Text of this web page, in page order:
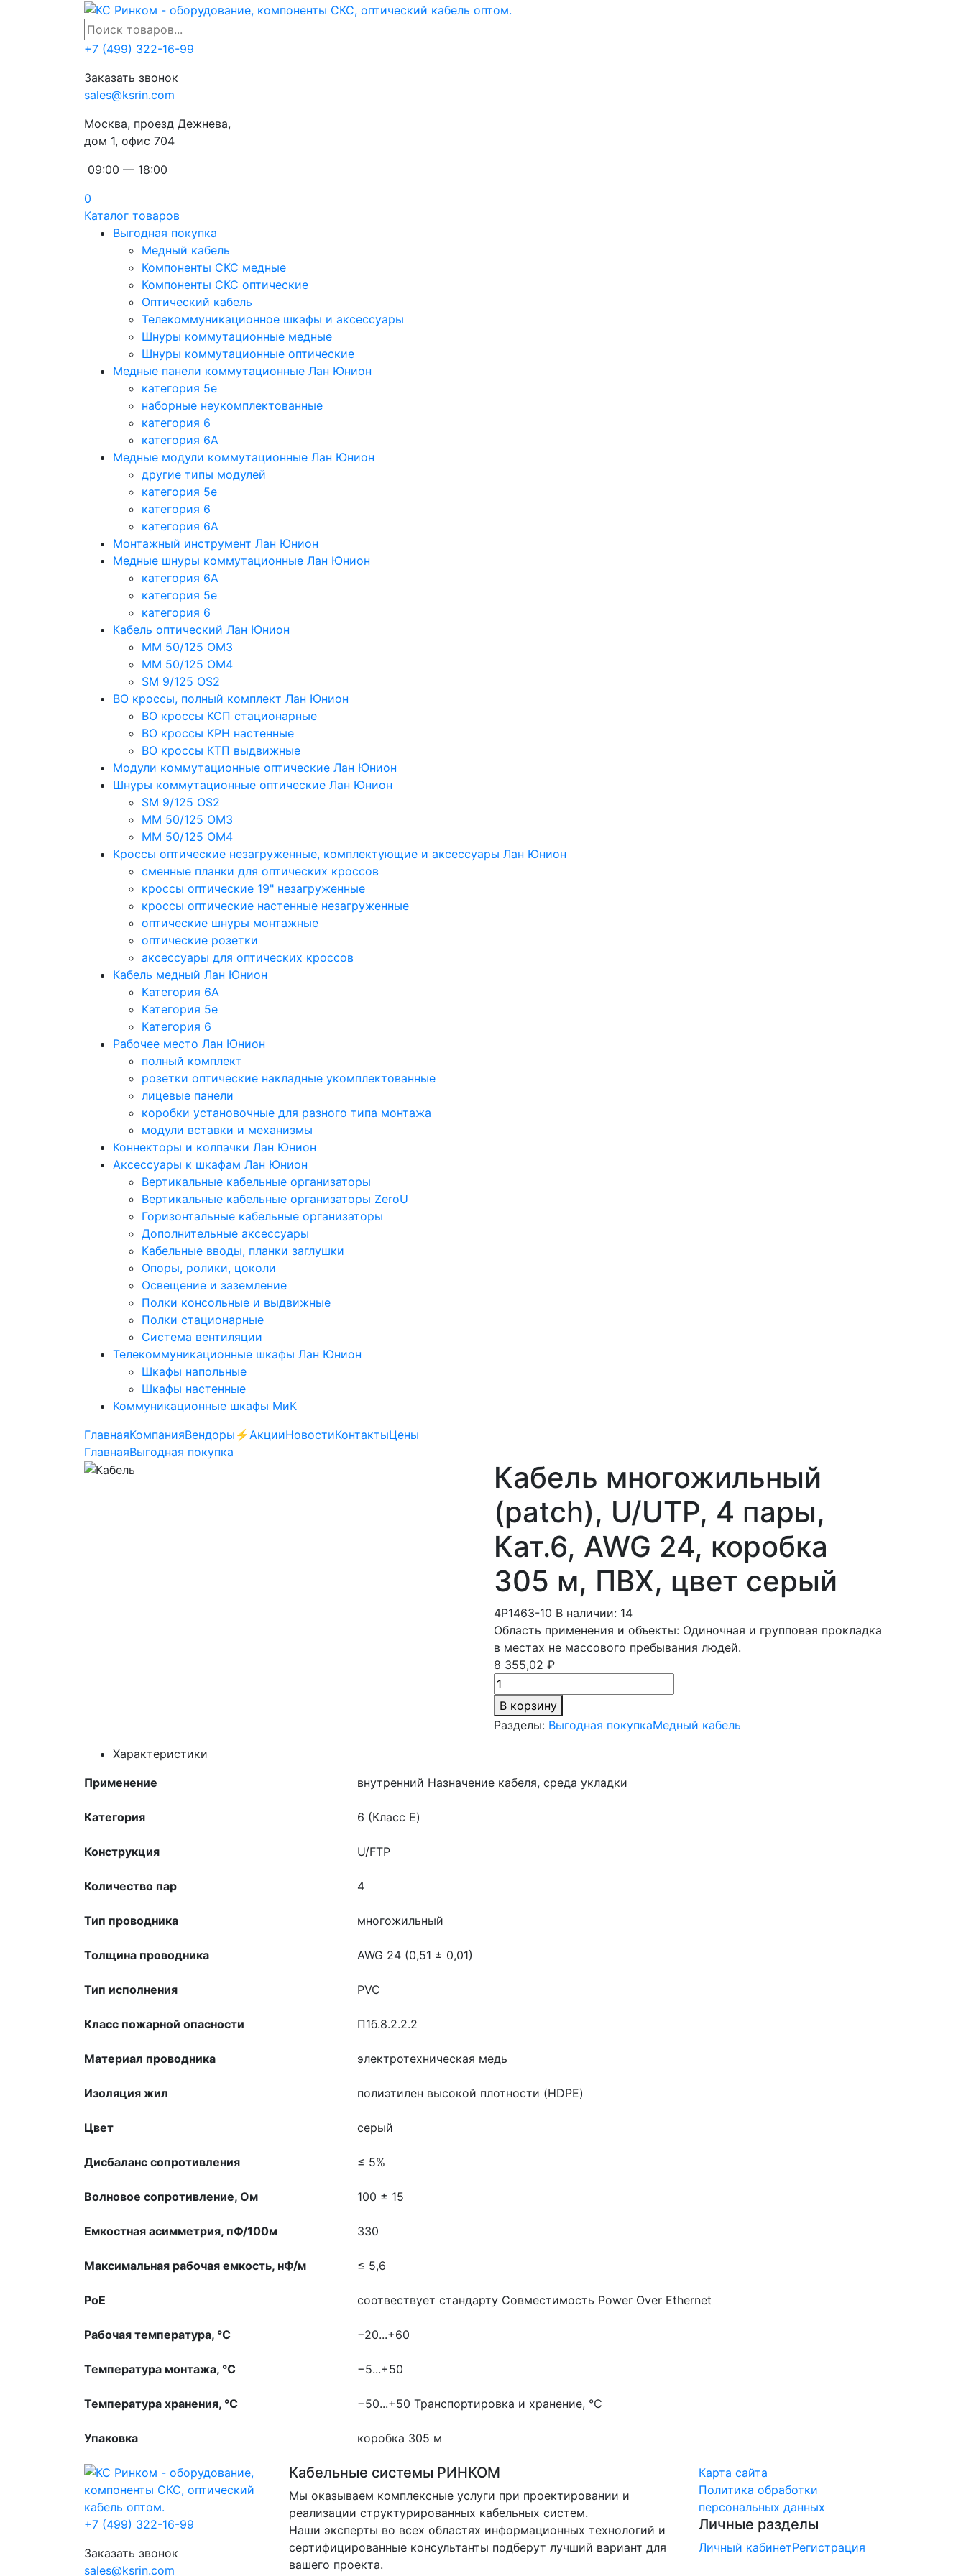
+7 (499) 322-16-99
Заказать звонок
sales@ksrin.com
Москва, проезд Дежнева,
дом 1, офис 704
09:00 — 18:00
0
Каталог товаров
Выгодная покупка
Медный кабель
Компоненты СКС медные
Компоненты СКС оптические
Оптический кабель
Телекоммуникационное шкафы и аксессуары
Шнуры коммутационные медные
Шнуры коммутационные оптические
Медные панели коммутационные Лан Юнион
категория 5e
наборные неукомплектованные
категория 6
категория 6A
Медные модули коммутационные Лан Юнион
другие типы модулей
категория 5е
категория 6
категория 6A
Монтажный инструмент Лан Юнион
Медные шнуры коммутационные Лан Юнион
категория 6A
категория 5e
категория 6
Кабель оптический Лан Юнион
MM 50/125 OM3
MM 50/125 OM4
SM 9/125 OS2
ВО кроссы, полный комплект Лан Юнион
ВО кроссы КСП стационарные
ВО кроссы КРН настенные
ВО кроссы КТП выдвижные
Модули коммутационные оптические Лан Юнион
Шнуры коммутационные оптические Лан Юнион
SM 9/125 OS2
MM 50/125 OM3
MM 50/125 OM4
Кроссы оптические незагруженные, комплектующие и аксессуары Лан Юнион
сменные планки для оптических кроссов
кроссы оптические 19" незагруженные
кроссы оптические настенные незагруженные
оптические шнуры монтажные
оптические розетки
аксессуары для оптических кроссов
Кабель медный Лан Юнион
Категория 6A
Категория 5e
Категория 6
Рабочее место Лан Юнион
полный комплект
розетки оптические накладные укомплектованные
лицевые панели
коробки установочные для разного типа монтажа
модули вставки и механизмы
Коннекторы и колпачки Лан Юнион
Аксессуары к шкафам Лан Юнион
Вертикальные кабельные организаторы
Вертикальные кабельные организаторы ZeroU
Горизонтальные кабельные организаторы
Дополнительные аксессуары
Кабельные вводы, планки заглушки
Опоры, ролики, цоколи
Освещение и заземление
Полки консольные и выдвижные
Полки стационарные
Система вентиляции
Телекоммуникационные шкафы Лан Юнион
Шкафы напольные
Шкафы настенные
Коммуникационные шкафы МиК
ГлавнаяКомпанияВендоры ⚡️АкцииНовостиКонтактыЦены
ГлавнаяВыгодная покупка
Кабель многожильный
(patch), U/UTP, 4 пары,
Кат.6, AWG 24, коробка
305 м, ПВХ, цвет серый
4P1463-10 В наличии: 14
Область применения и объекты: Одиночная и групповая прокладка
в местах не массового пребывания людей.
8 355,02 ₽
В корзину
Разделы: Выгодная покупкаМедный кабель
Характеристики
Применение
внутренний Назначение кабеля, среда укладки
Категория 6 (Класс E)
Конструкция U/FTP
Количество пар 4
Тип проводника многожильный
Толщина проводника AWG 24 (0,51 ± 0,01)
Тип исполнения PVC
Класс пожарной опасности П1б.8.2.2.2
Материал проводника электротехническая медь
Изоляция жил полиэтилен высокой плотности (HDPE)
Цвет серый
Дисбаланс сопpотивления ≤ 5%
Волновое сопpотивление, Ом 100 ± 15
Емкостная асимметрия, пФ/100м 330
Максимальная pабочая емкость, нФ/м ≤ 5,6
PoE соотвествует стандарту Совместимость Power Over Ethernet
Рабочая температура, °С −20...+60
Температура монтажа, °С −5...+50
Температура хранения, °С −50...+50 Транспортировка и хранение, °С
Упаковка коробка 305 м
+7 (499) 322-16-99
Заказать звонок
sales@ksrin.com
Кабельные системы РИНКОМ
Мы оказываем комплексные услуги при проектировании и
реализации структурированных кабельных систем.
Наши эксперты во всех областях информационных технологий и
сертифицированные консультанты подберут лучший вариант для
вашего проекта.
Карта сайта
Политика обработки
персональных данных
Личные разделы
Личный кабинетРегистрация